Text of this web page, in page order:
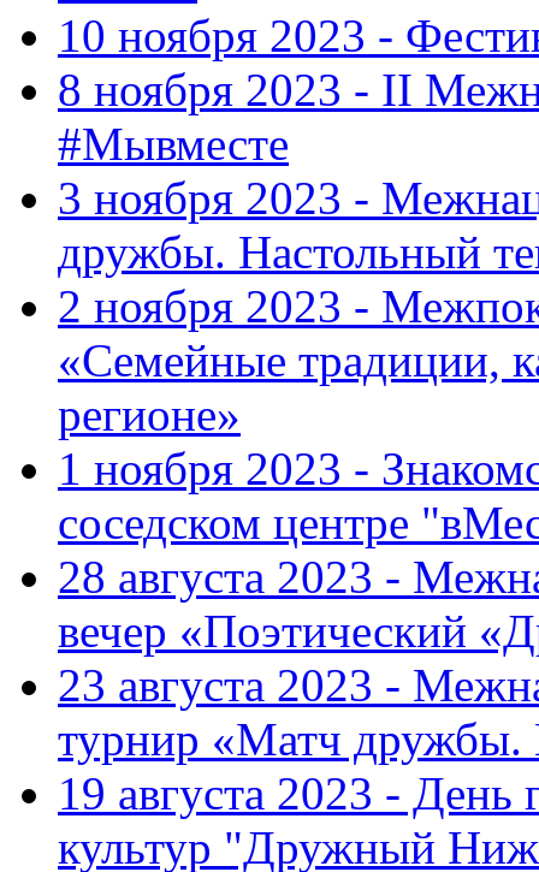
10 ноября 2023 -
8 ноября 2023 - II
#Мывместе
3 ноября 2023 -
дружбы. Настольный
2 ноября 2023 -
«Семейные традиции,
регионе»
1 ноября 2023 -
соседском центре
28 августа 2023 -
вечер «Поэтический
23 августа 2023 -
турнир «Матч
19 августа 2023 -
культур "Дружный